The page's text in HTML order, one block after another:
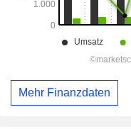
Mehr Finanzdaten